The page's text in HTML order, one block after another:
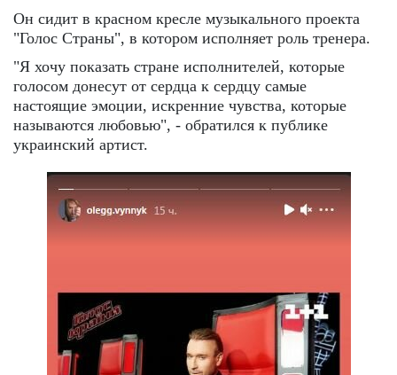
Он сидит в красном кресле музыкального проекта
"Голос Страны", в котором исполняет роль тренера.
"Я хочу показать стране исполнителей, которые
голосом донесут от сердца к сердцу самые
настоящие эмоции, искренние чувства, которые
называются любовью", - обратился к публике
украинский артист.